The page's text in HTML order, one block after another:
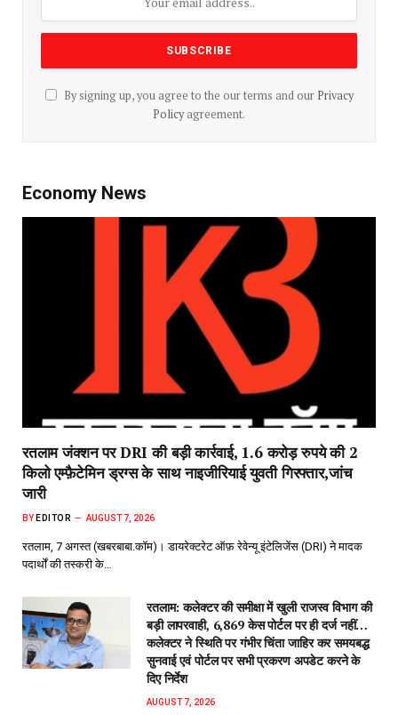
By signing up, you agree to the our terms and our Privacy
Policyagreement.
Economy News
रतलाम जंक्शन पर DRI की बड़ी कार्रवाई, 1.6 करोड़ रुपये की 2
किलो एम्फ़ैटेमिन ड्रग्स के साथ नाइजीरियाई युवती गिरफ्तार,जांच
जारी
BY EDITOR AUGUST 7, 2026
रतलाम, 7 अगस्त (खबरबाबा.कॉम)। डायरेक्टरेट ऑफ़ रेवेन्यू इंटेलिजेंस (DRI) ने मादक
पदार्थों की तस्करी के…
रतलाम: कलेक्टर की समीक्षा में खुली राजस्व विभाग की
बड़ी लापरवाही, 6,869 केस पोर्टल पर ही दर्ज नहीं…
कलेक्टर ने स्थिति पर गंभीर चिंता जाहिर कर समयबद्ध
सुनवाई एवं पोर्टल पर सभी प्रकरण अपडेट करने के
दिए निर्देश
AUGUST 7, 2026